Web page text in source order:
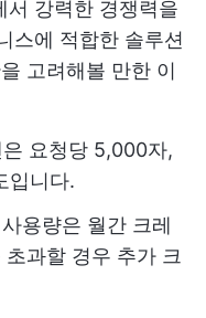
강력한 경쟁력을
스에 적합한 솔루션
고려해볼 만한 이
요청당 5,000자,
입니다.
사용량은 월간 크레
과할 경우 추가 크